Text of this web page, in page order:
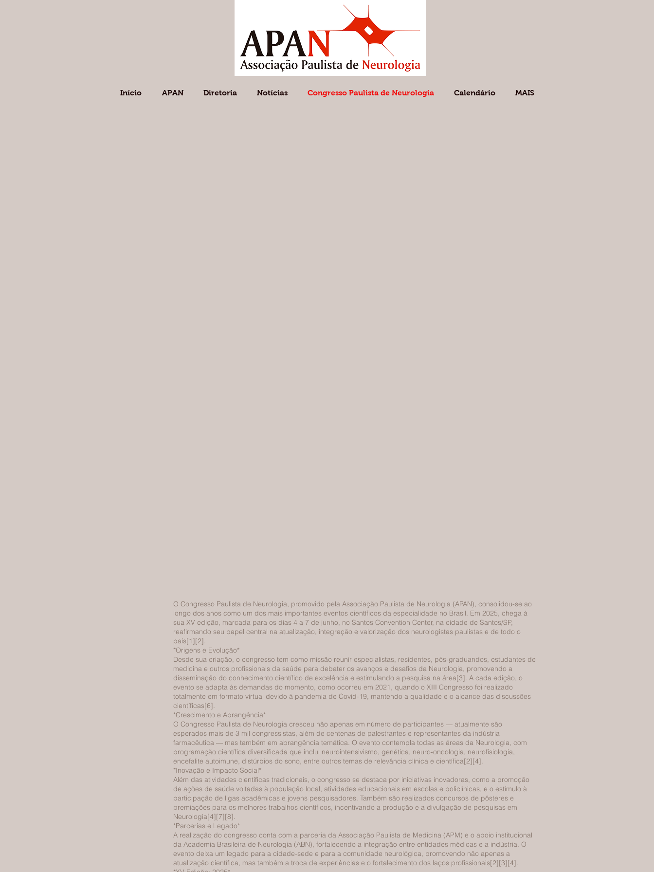
Início APAN Diretoria Notícias Congresso Paulista de Neurologia Calendário MAIS
O Congresso Paulista de Neurologia, promovido pela Associação Paulista de Neurologia (APAN), consolidou-se ao
longo dos anos como um dos mais importantes eventos científicos da especialidade no Brasil. Em 2025, chega à
sua XV edição, marcada para os dias 4 a 7 de junho, no Santos Convention Center, na cidade de Santos/SP,
reafirmando seu papel central na atualização, integração e valorização dos neurologistas paulistas e de todo o
país[1][2].
*Origens e Evolução*
Desde sua criação, o congresso tem como missão reunir especialistas, residentes, pós-graduandos, estudantes de
medicina e outros profissionais da saúde para debater os avanços e desafios da Neurologia, promovendo a
disseminação do conhecimento científico de excelência e estimulando a pesquisa na área[3]. A cada edição, o
evento se adapta às demandas do momento, como ocorreu em 2021, quando o XIII Congresso foi realizado
totalmente em formato virtual devido à pandemia de Covid-19, mantendo a qualidade e o alcance das discussões
científicas[6].
*Crescimento e Abrangência*
O Congresso Paulista de Neurologia cresceu não apenas em número de participantes — atualmente são
esperados mais de 3 mil congressistas, além de centenas de palestrantes e representantes da indústria
farmacêutica — mas também em abrangência temática. O evento contempla todas as áreas da Neurologia, com
programação científica diversificada que inclui neurointensivismo, genética, neuro-oncologia, neurofisiologia,
encefalite autoimune, distúrbios do sono, entre outros temas de relevância clínica e científica[2][4].
*Inovação e Impacto Social*
Além das atividades científicas tradicionais, o congresso se destaca por iniciativas inovadoras, como a promoção
de ações de saúde voltadas à população local, atividades educacionais em escolas e policlínicas, e o estímulo à
participação de ligas acadêmicas e jovens pesquisadores. Também são realizados concursos de pôsteres e
premiações para os melhores trabalhos científicos, incentivando a produção e a divulgação de pesquisas em
Neurologia[4][7][8].
*Parcerias e Legado*
A realização do congresso conta com a parceria da Associação Paulista de Medicina (APM) e o apoio institucional
da Academia Brasileira de Neurologia (ABN), fortalecendo a integração entre entidades médicas e a indústria. O
evento deixa um legado para a cidade-sede e para a comunidade neurológica, promovendo não apenas a
atualização científica, mas também a troca de experiências e o fortalecimento dos laços profissionais[2][3][4].